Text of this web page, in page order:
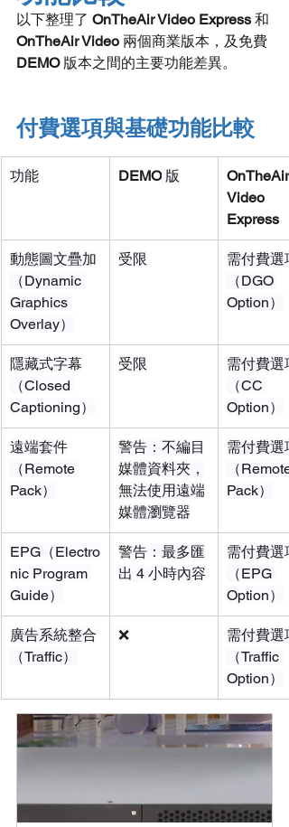
以下整理了 OnTheAir Video Express 和
OnTheAir Video 兩個商業版本，及免費
DEMO 版本之間的主要功能差異。
付費選項與基礎功能比較
功能 DEMO 版
OnTheAir
Video
Express
動態圖文疊加
（Dynamic
Graphics
Overlay）
受限
需付費選
（DGO
Option）
隱藏式字幕
（Closed
Captioning）
受限
需付費選
（CC
Option）
遠端套件
（Remote
Pack）
警告：不編目
媒體資料夾，
無法使用遠端
媒體瀏覽器
需付費選
（Remote
Pack）
EPG（Electro
nic Program
Guide）
警告：最多匯
出 4 小時內容
需付費選
（EPG
Option）
廣告系統整合
（Traffic）
❌
需付費選
（Traffic
Option）